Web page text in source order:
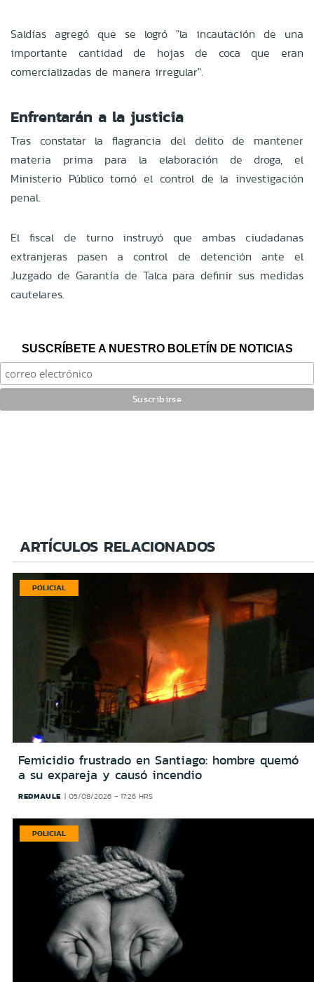
Saldías agregó que se logró "la incautación de una
importante cantidad de hojas de coca que eran
comercializadas de manera irregular".
Enfrentarán a la justicia
Tras constatar la flagrancia del delito de mantener
materia prima para la elaboración de droga, el
Ministerio Público tomó el control de la investigación
penal.
El fiscal de turno instruyó que ambas ciudadanas
extranjeras pasen a control de detención ante el
Juzgado de Garantía de Talca para definir sus medidas
cautelares.
SUSCRÍBETE A NUESTRO BOLETÍN DE NOTICIAS
ARTÍCULOS RELACIONADOS
POLICIAL
Femicidio frustrado en Santiago: hombre quemó
a su expareja y causó incendio
REDMAULE 05/08/2026 - 17:26 HRS
POLICIAL